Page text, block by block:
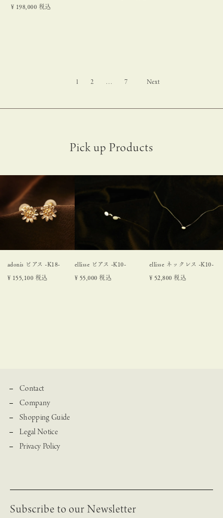
¥ 198,000 税込
1 2 … 7
adonis ピアス -K18-
¥ 155,100 税込
ellisse ピアス -K10-
¥ 55,000 税込
ellisse ネックレス -K10-
¥ 52,800 税込
Subscribe to our Newsletter
Contact
Company
Shopping Guide
Legal Notice
Privacy Policy